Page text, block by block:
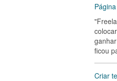
ficou
Criar